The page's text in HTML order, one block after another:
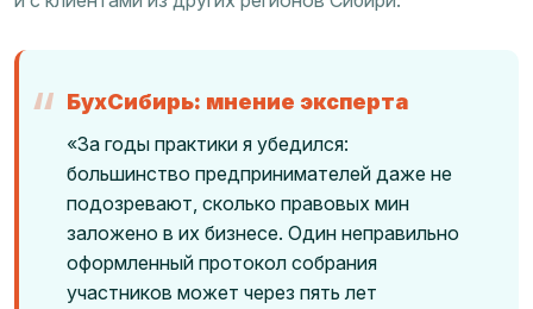
БухСибирь: мнение эксперта
«За годы практики я убедился:
большинство предпринимателей даже не
подозревают, сколько правовых мин
заложено в их бизнесе. Один неправильно
оформленный протокол собрания
участников может через пять лет